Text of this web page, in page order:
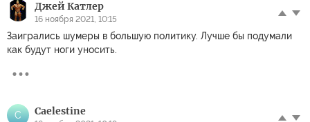
Джей Катлер
16 ноября 2021, 10:15
Заигрались шумеры в большую политику. Лучше бы подумали
как будут ноги уносить.
C Caelestine